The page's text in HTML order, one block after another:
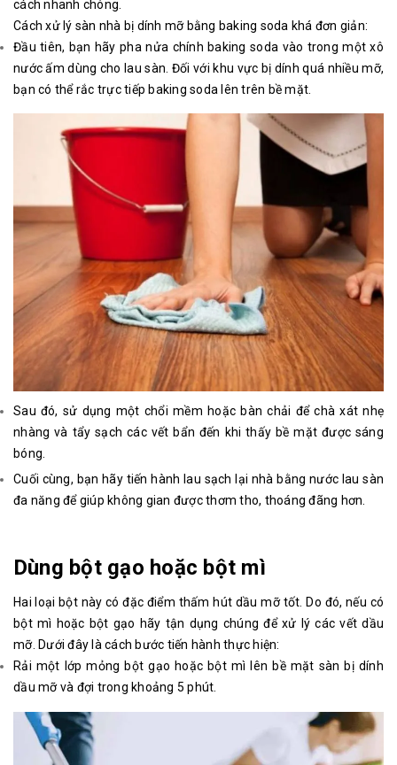
cách nhanh chóng.
Cách xử lý sàn nhà bị dính mỡ bằng baking soda khá đơn giản:
Đầu tiên, bạn hãy pha nửa chính baking soda vào trong một xô
nước ấm dùng cho lau sàn. Đối với khu vực bị dính quá nhiều mỡ,
bạn có thể rắc trực tiếp baking soda lên trên bề mặt.
Sau đó, sử dụng một chổi mềm hoặc bàn chải để chà xát nhẹ
nhàng và tẩy sạch các vết bẩn đến khi thấy bề mặt được sáng
bóng.
Cuối cùng, bạn hãy tiến hành lau sạch lại nhà bằng nước lau sàn
đa năng để giúp không gian được thơm tho, thoáng đãng hơn.
Dùng bột gạo hoặc bột mì
Hai loại bột này có đặc điểm thấm hút dầu mỡ tốt. Do đó, nếu có
bột mì hoặc bột gạo hãy tận dụng chúng để xử lý các vết dầu
mỡ. Dưới đây là cách bước tiến hành thực hiện:
Rải một lớp mỏng bột gạo hoặc bột mì lên bề mặt sàn bị dính
dầu mỡ và đợi trong khoảng 5 phút.